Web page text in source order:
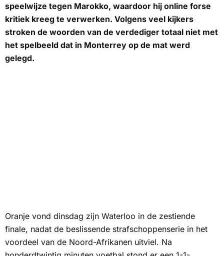
speelwijze tegen Marokko, waardoor hij online forse
kritiek kreeg te verwerken. Volgens veel kijkers
stroken de woorden van de verdediger totaal niet met
het spelbeeld dat in Monterrey op de mat werd
gelegd.
Oranje vond dinsdag zijn Waterloo in de zestiende
finale, nadat de beslissende strafschoppenserie in het
voordeel van de Noord-Afrikanen uitviel. Na